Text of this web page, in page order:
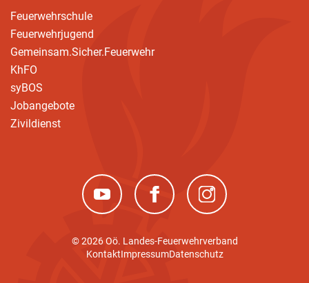
Feuerwehrschule
Feuerwehrjugend
Gemeinsam.Sicher.Feuerwehr
KhFO
syBOS
Jobangebote
Zivildienst
(neues Fenster)(neues Fenster)(neues Fenster)
© 2026 Oö. Landes-Feuerwehrverband
KontaktImpressumDatenschutz